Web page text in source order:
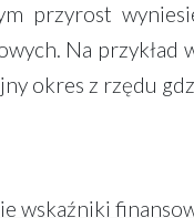
przyrost
Na przykład
okres z rzędu
wskaźniki